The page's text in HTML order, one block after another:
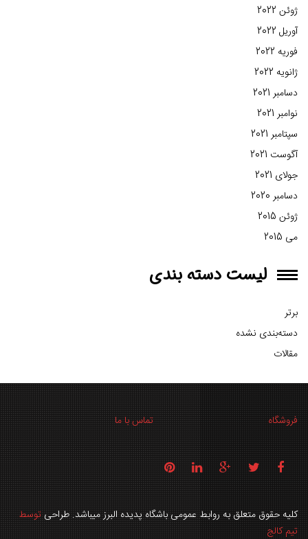
ژوئن 2022
آوریل 2022
فوریه 2022
ژانویه 2022
دسامبر 2021
نوامبر 2021
سپتامبر 2021
آگوست 2021
جولای 2021
دسامبر 2020
ژوئن 2015
می 2015
لیست دسته بندی
برتر
دسته‌بندی نشده
مقالات
فروشگاه تماس با ما
کلیه حقوق متعلق به روابط عمومی باشگاه پدیده البرز میباشد. طراحی توسط
تیم کالج